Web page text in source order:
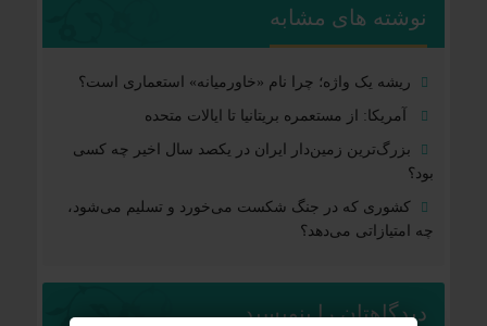
نوشته های مشابه
ریشه یک واژه؛ چرا نام «خاورمیانه» استعماری است؟
آمریکا: از مستعمره بریتانیا تا ایالات متحده
بزرگ‌ترین زمین‌دار ایران در یکصد سال اخیر چه کسی
بود؟
کشوری که در جنگ شکست می‌خورد و تسلیم می‌شود،
چه امتیازاتی می‌دهد؟
دیدگاهتان را بنویسید